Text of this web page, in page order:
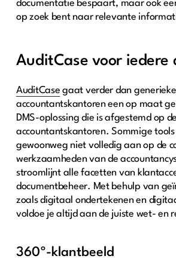
documentatie bespaart, maar ook
op zoek bent naar relevante
AuditCase voor iedere
AuditCase gaat verder dan
accountantskantoren een op maat
DMS-oplossing die is afgestemd op
accountantskantoren. Sommige tools
gewoonweg niet volledig aan op de
werkzaamheden van de
stroomlijnt alle facetten van
documentbeheer. Met behulp van
zoals digitaal ondertekenen en
voldoe je altijd aan de juiste wet- en
360º-klantbeeld